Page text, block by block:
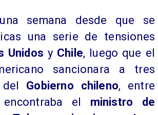
semana desde que se
una serie de tensiones
Unidos y Chile, luego que el
sancionara a tres
del Gobierno chileno, entre
el ministro de